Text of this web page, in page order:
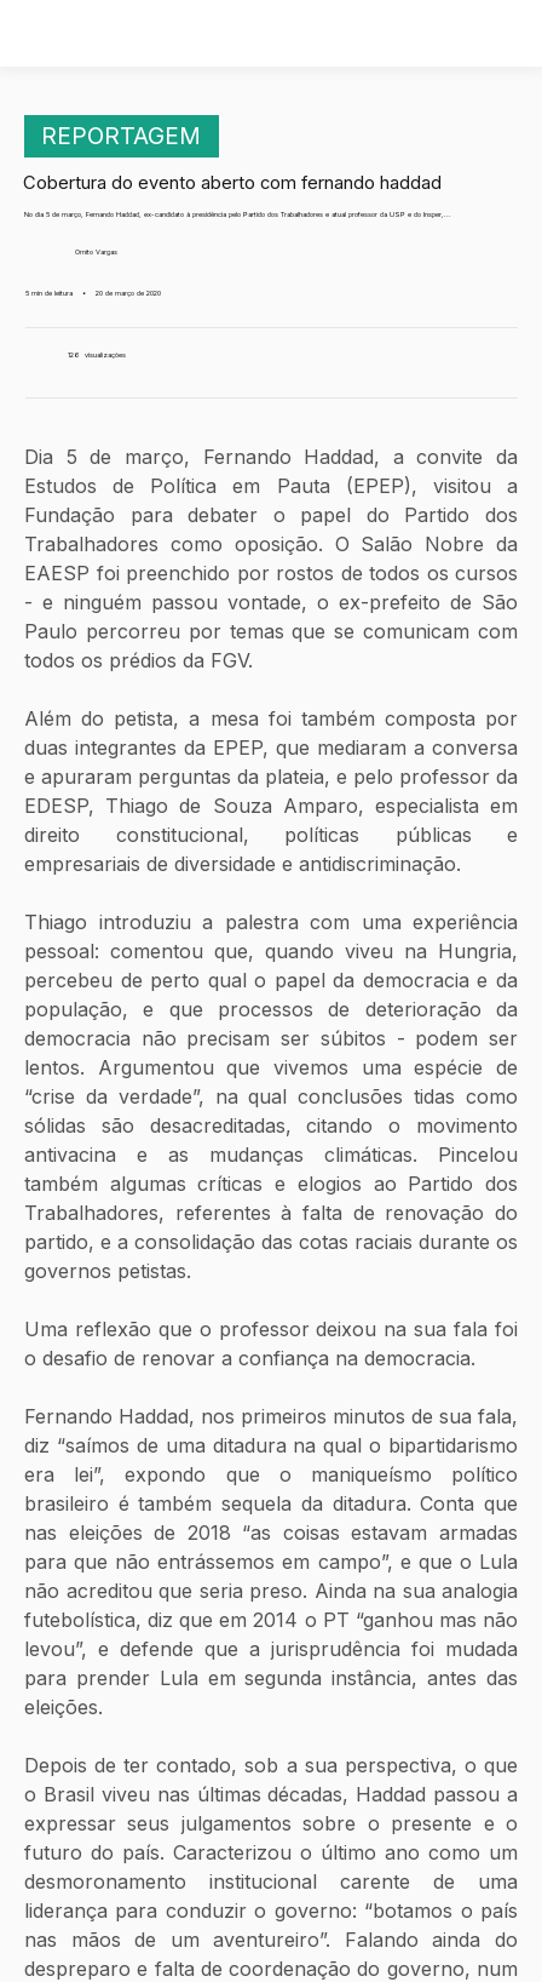
REPORTAGEM
Cobertura do evento aberto com fernando haddad
No dia 5 de março, Fernando Haddad, ex-candidato à presidência pelo Partido dos Trabalhadores e atual professor da USP e do Insper,...
Ornito Vargas
5 min de leitura • 20 de março de 2020
126 visualizações
Dia 5 de março, Fernando Haddad, a convite da
Estudos de Política em Pauta (EPEP), visitou a
Fundação para debater o papel do Partido dos
Trabalhadores como oposição. O Salão Nobre da
EAESP foi preenchido por rostos de todos os cursos
- e ninguém passou vontade, o ex-prefeito de São
Paulo percorreu por temas que se comunicam com
todos os prédios da FGV.
Além do petista, a mesa foi também composta por
duas integrantes da EPEP, que mediaram a conversa
e apuraram perguntas da plateia, e pelo professor da
EDESP, Thiago de Souza Amparo, especialista em
direito constitucional, políticas públicas e
empresariais de diversidade e antidiscriminação.
Thiago introduziu a palestra com uma experiência
pessoal: comentou que, quando viveu na Hungria,
percebeu de perto qual o papel da democracia e da
população, e que processos de deterioração da
democracia não precisam ser súbitos - podem ser
lentos. Argumentou que vivemos uma espécie de
“crise da verdade”, na qual conclusões tidas como
sólidas são desacreditadas, citando o movimento
antivacina e as mudanças climáticas. Pincelou
também algumas críticas e elogios ao Partido dos
Trabalhadores, referentes à falta de renovação do
partido, e a consolidação das cotas raciais durante os
governos petistas.
Uma reflexão que o professor deixou na sua fala foi
o desafio de renovar a confiança na democracia.
Fernando Haddad, nos primeiros minutos de sua fala,
diz “saímos de uma ditadura na qual o bipartidarismo
era lei”, expondo que o maniqueísmo político
brasileiro é também sequela da ditadura. Conta que
nas eleições de 2018 “as coisas estavam armadas
para que não entrássemos em campo”, e que o Lula
não acreditou que seria preso. Ainda na sua analogia
futebolística, diz que em 2014 o PT “ganhou mas não
levou”, e defende que a jurisprudência foi mudada
para prender Lula em segunda instância, antes das
eleições.
Depois de ter contado, sob a sua perspectiva, o que
o Brasil viveu nas últimas décadas, Haddad passou a
expressar seus julgamentos sobre o presente e o
futuro do país. Caracterizou o último ano como um
desmoronamento institucional carente de uma
liderança para conduzir o governo: “botamos o país
nas mãos de um aventureiro”. Falando ainda do
despreparo e falta de coordenação do governo, num